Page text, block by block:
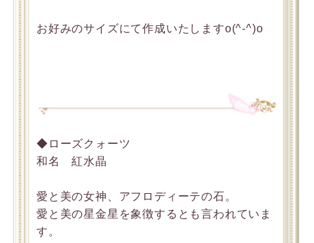
お好みのサイズにて作成いたしますo(^-^)o
◆ローズクォーツ
和名 紅水晶
愛と美の女神、アフロディーテの石。
愛と美の星金星を象徴するとも言われていま
す。